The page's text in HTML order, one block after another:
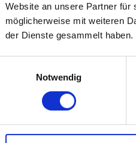
Website an unsere Partner für
möglicherweise mit weiteren
der Dienste gesammelt haben.
Notwendig
und daher wertvoll
Name
LAST_RESULT_E
TESTCOOKIESEN